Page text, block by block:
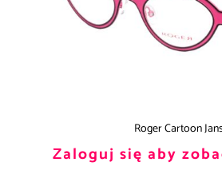
Roger Cartoon
Zaloguj się aby